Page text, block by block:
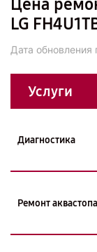
Цена
LG
Дата обновления
Услуги
Диагностика
Ремонт аквастопа